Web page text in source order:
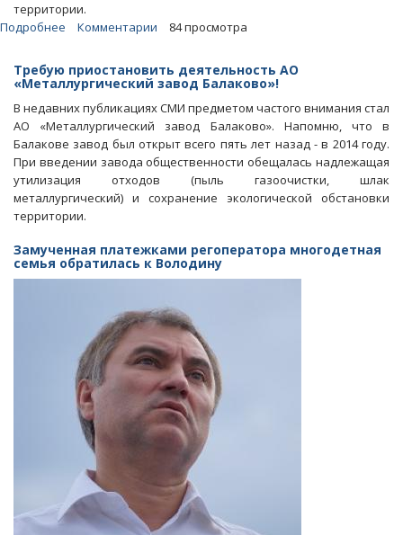
территории.
Подробнее
«Северсталь»
наследила
в
Балаковском
районе
Комментарии 84 просмотра
Требую приостановить деятельность АО
«Металлургический завод Балаково»!
В недавних публикациях СМИ предметом частого внимания стал
АО «Металлургический завод Балаково». Напомню, что в
Балакове завод был открыт всего пять лет назад - в 2014 году.
При введении завода общественности обещалась надлежащая
утилизация отходов (пыль газоочистки, шлак
металлургический) и сохранение экологической обстановки
территории.
Замученная платежками регоператора многодетная
семья обратилась к Володину